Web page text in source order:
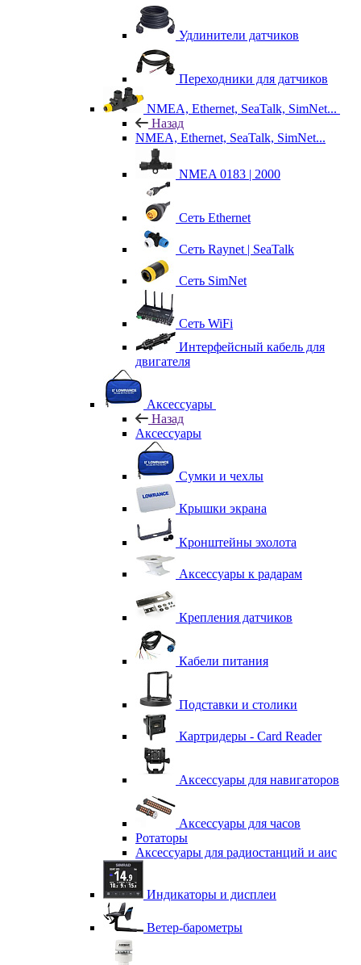
Удлинители датчиков
Переходники для датчиков
NMEA, Ethernet, SeaTalk, SimNet...
Назад
NMEA, Ethernet, SeaTalk, SimNet...
NMEA 0183 | 2000
Сеть Ethernet
Сеть Raynet | SeaTalk
Сеть SimNet
Сеть WiFi
Интерфейсный кабель для
двигателя
Аксессуары
Назад
Аксессуары
Сумки и чехлы
Крышки экрана
Кронштейны эхолота
Аксессуары к радарам
Крепления датчиков
Кабели питания
Подставки и столики
Картридеры - Card Reader
Аксессуары для навигаторов
Аксессуары для часов
Ротаторы
Аксессуары для радиостанций и аис
Индикаторы и дисплеи
Ветер-барометры